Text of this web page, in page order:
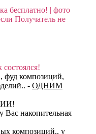
бесплатно! | фото
Получатель не
фуд композиций,
- ОДНИМ
Вас накопительная
композиций.. у